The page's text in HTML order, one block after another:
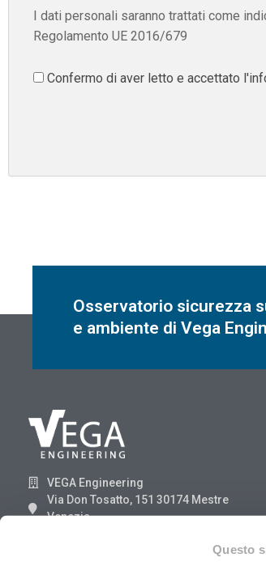
Questo
I dati personali saranno trattati come
Regolamento UE 2016/679
Confermo di aver letto e accettato
Osservatorio sicurezza
e ambiente di Vega
VEGA Engineering
Via Don Tosatto, 151 30174 Mestre
Venezia